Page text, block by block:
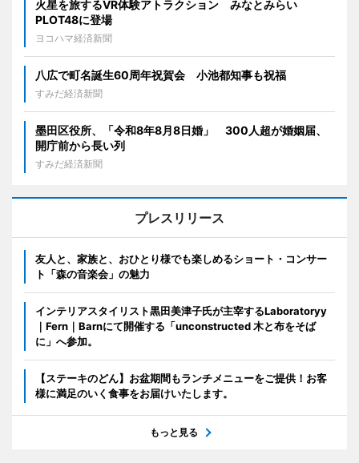
火星を旅するVR体験アトラクション みなとみらい
PLOT48に登場
ヨコハマ経済新聞
八広で町名誕生60周年祝賀会 小池都知事も祝福
すみだ経済新聞
墨田区役所、「令和8年8月8日婚」 300人超が婚姻届、
開庁前から長い列
すみだ経済新聞
プレスリリース
友人と、家族と、おひとり様でも楽しめるショート・コンサー
ト「森の音楽会」の魅力
インテリアスタイリスト黒田美津子氏が主宰するLaboratoryy
｜Fern｜Barnにて開催する「unconstructed 木と布をそば
に」へ参加。
【ステーキのどん】お盆期間もランチメニューをご提供！お客
様に満足のいく食事をお届けいたします。
もっと見る